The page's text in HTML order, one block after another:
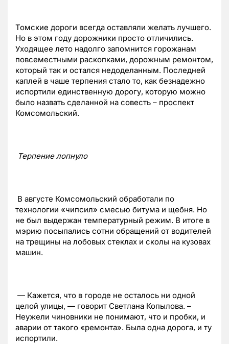
Томские дороги всегда оставляли желать лучшего.
Но в этом году дорожники просто отличились.
Уходящее лето надолго запомнится горожанам
повсеместными раскопками, дорожным ремонтом,
который так и остался недоделанным. Последней
каплей в чаше терпения стало то, как безнадежно
испортили единственную дорогу, которую можно
было назвать сделанной на совесть – проспект
Комсомольский.
Терпение лопнуло
В августе Комсомольский обработали по
технологии «чипсил» смесью битума и щебня. Но
не был выдержан температурный режим. В итоге в
мэрию посыпались сотни обращений от водителей
на трещины на лобовых стеклах и сколы на кузовах
машин.
— Кажется, что в городе не осталось ни одной
целой улицы, — говорит Светлана Копылова. –
Неужели чиновники не понимают, что и пробки, и
аварии от такого «ремонта». Была одна дорога, и ту
испортили.